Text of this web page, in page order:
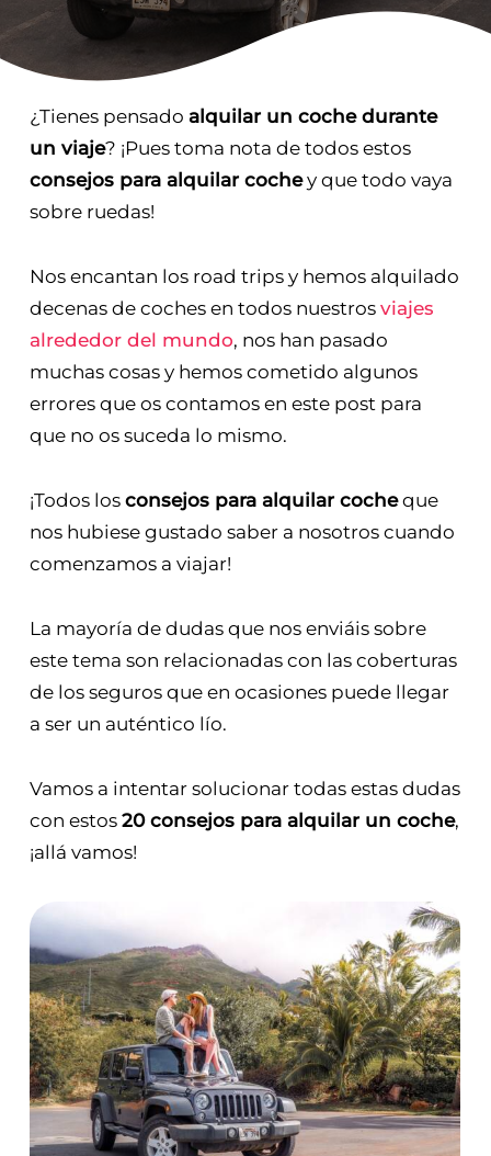
¿Tienes pensado alquilar un coche durante
un viaje? ¡Pues toma nota de todos estos
consejos para alquilar cochey que todo vaya
sobre ruedas!
Nos encantan los road trips y hemos alquilado
decenas de coches en todos nuestros viajes
alrededor del mundo, nos han pasado
muchas cosas y hemos cometido algunos
errores que os contamos en este post para
que no os suceda lo mismo.
¡Todos los consejos para alquilar cocheque
nos hubiese gustado saber a nosotros cuando
comenzamos a viajar!
La mayoría de dudas que nos enviáis sobre
este tema son relacionadas con las coberturas
de los seguros que en ocasiones puede llegar
a ser un auténtico lío.
Vamos a intentar solucionar todas estas dudas
con estos 20 consejos para alquilar un coche,
¡allá vamos!